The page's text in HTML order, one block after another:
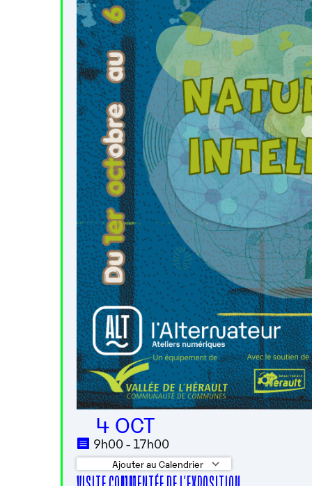
4 OCT
9h00 - 17h00
Ajouter au Calendrier